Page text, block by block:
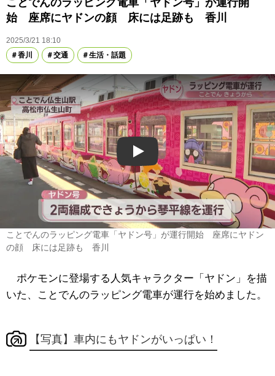
ことでんのラッピング電車「ヤドン号」が運行開
始 座席にヤドンの顔 床には足跡も 香川
2025/3/21 18:10
香川
交通 生活・話題
Play
ことでんのラッピング電車「ヤドン号」が運行開始 座席にヤドン
の顔 床には足跡も 香川
ポケモンに登場する人気キャラクター「ヤドン」を描
いた、ことでんのラッピング電車が運行を始めました。
【写真】車内にもヤドンがいっぱい！